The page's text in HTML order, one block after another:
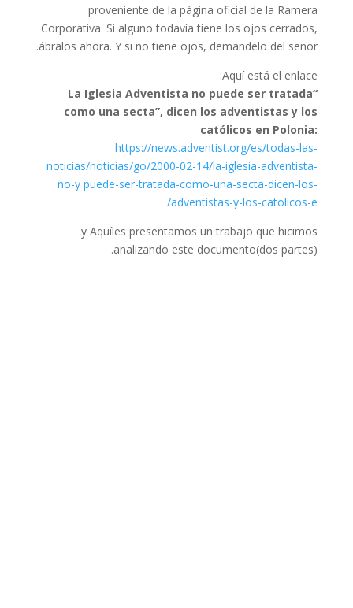
proveniente de la página oficial de la Ramera
Corporativa. Si alguno todavía tiene los ojos cerrados,
ábralos ahora. Y si no tiene ojos, demandelo del señor.
Aquí está el enlace:
“La Iglesia Adventista no puede ser tratada
como una secta”, dicen los adventistas y los
católicos en Polonia:
https://news.adventist.org/es/todas-las-
noticias/noticias/go/2000-02-14/la-iglesia-adventista-
no-y puede-ser-tratada-como-una-secta-dicen-los-
adventistas-y-los-catolicos-e/
y Aquíles presentamos un trabajo que hicimos
analizando este documento(dos partes).